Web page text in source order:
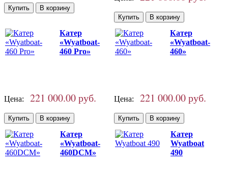
Катер
«Wyatboat-
460 Pro»
Цена: 221 000.00 руб.
Катер
«Wyatboat-
460»
Цена: 221 000.00 руб.
Катер
«Wyatboat-
460DCM»
Катер
Wyatboat
490